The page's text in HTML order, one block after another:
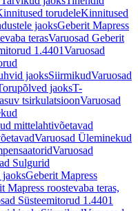
torudeleKinnitused
jaoksGeberit Mapress
terasVaruosad Geberit
1.4401Varuosad
jaoksSiirmikudVaruosad
jaoksT-
tsirkulatsioonVaruosad
mittelahtivõetavad
Varuosad Üleminekud
Varuosad
Sulgurid
jaoksGeberit Mapress
Mapress roostevaba teras,
Süsteemitorud 1.4401